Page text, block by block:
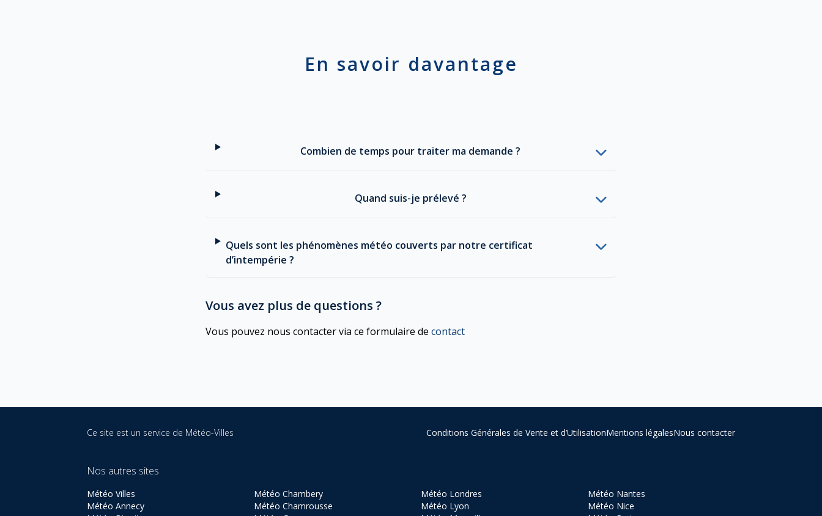
En savoir davantage
Combien de temps pour traiter ma demande ?
Quand suis-je prélevé ?
Quels sont les phénomènes météo couverts par notre certificat
d’intempérie ?
Vous avez plus de questions ?
Vous pouvez nous contacter via ce formulaire de contact
Ce site est un service de Météo-Villes Conditions Générales de Vente et d’UtilisationMentions légalesNous contacter
Nos autres sites
Météo Villes
Météo Annecy
Météo Chambery
Météo Chamrousse
Météo Londres
Météo Lyon
Météo Nantes
Météo Nice